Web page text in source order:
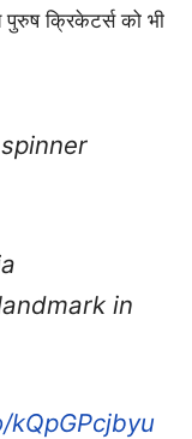
पुरुष क्रिकेटर्स को भी
in